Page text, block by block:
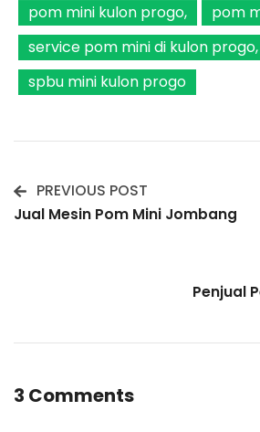
pom mini kulon progo
pom
service pom mini di kulon progo
spbu mini kulon progo
Post
PREVIOUS POST
Jual Mesin Pom Mini Jombang
Penjual
3 Comments